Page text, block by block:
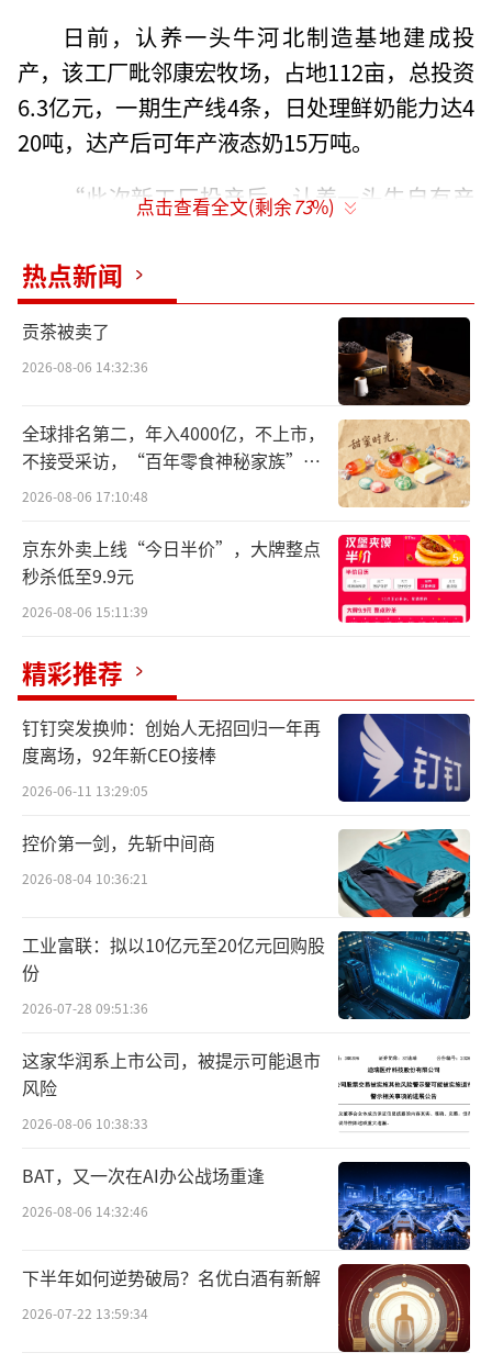
日前，认养一头牛河北制造基地建成投
产，该工厂毗邻康宏牧场，占地112亩，总投资
6.3亿元，一期生产线4条，日处理鲜奶能力达4
20吨，达产后可年产液态奶15万吨。
“此次新工厂投产后，认养一头牛自有产
厂’产业模式，让来自牧场的原奶能够以更快
的速度完成加工，减少了储存和流转时间，从
原奶到产品的过程被大大缩短。”认养一头牛
方面向中华网财经指出。
目前，认养一头牛已经在全国相继建成8座
现代化大型牧场，奶牛存栏数超过7万头。
认养一头牛品牌于2016年由徐晓波创立，
奶牛养殖与牛奶产品销售为该公司核心业务。
招股书显示，2019年至2021年，该公司主营业
务收入从8.47亿元提升至25.12亿元。
从营收规模来看，认养一头牛已经从新锐
品牌跻身行业第二梯队。
该公司目前也在从产品方面突围，如涉足
近年来兴起的A2类牛奶。
认养一头牛旗下A2β-酪蛋白牛奶产品为拳
头产品，从数量来看，已生产超4亿瓶。A2β-酪
蛋白牛奶，即仅使用A2型奶牛所产的牛奶为原
料加工而成的牛奶，与普通牛奶相比，具有更
亲和人体消化系统，可能更有利于人体消化吸
从市场表现来看，后疫情时代，消费者更
加关注个人身体健康。《居民膳食指南（202
2）》将每日奶及奶制品建议摄入量，加大调整
为300克至500克。
行业良性增长加上广泛的特定需求，为A2
β-酪蛋白牛奶创造了广阔的市场空间。
不过，新兴品类亦需标准规范。
点击查看全文(剩余73%)
热点新闻
贡茶被卖了
2026-08-06 14:32:36
全球排名第二，年入4000亿，不上市，
不接受采访，“百年零食神秘家族”浮
出水面？
2026-08-06 17:10:48
京东外卖上线“今日半价”，大牌整点
秒杀低至9.9元
2026-08-06 15:11:39
精彩推荐
钉钉突发换帅：创始人无招回归一年再
度离场，92年新CEO接棒
2026-06-11 13:29:05
控价第一剑，先斩中间商
2026-08-04 10:36:21
工业富联：拟以10亿元至20亿元回购股
份
2026-07-28 09:51:36
这家华润系上市公司，被提示可能退市
风险
2026-08-06 10:38:33
BAT，又一次在AI办公战场重逢
2026-08-06 14:32:46
下半年如何逆势破局？名优白酒有新解
2026-07-22 13:59:34